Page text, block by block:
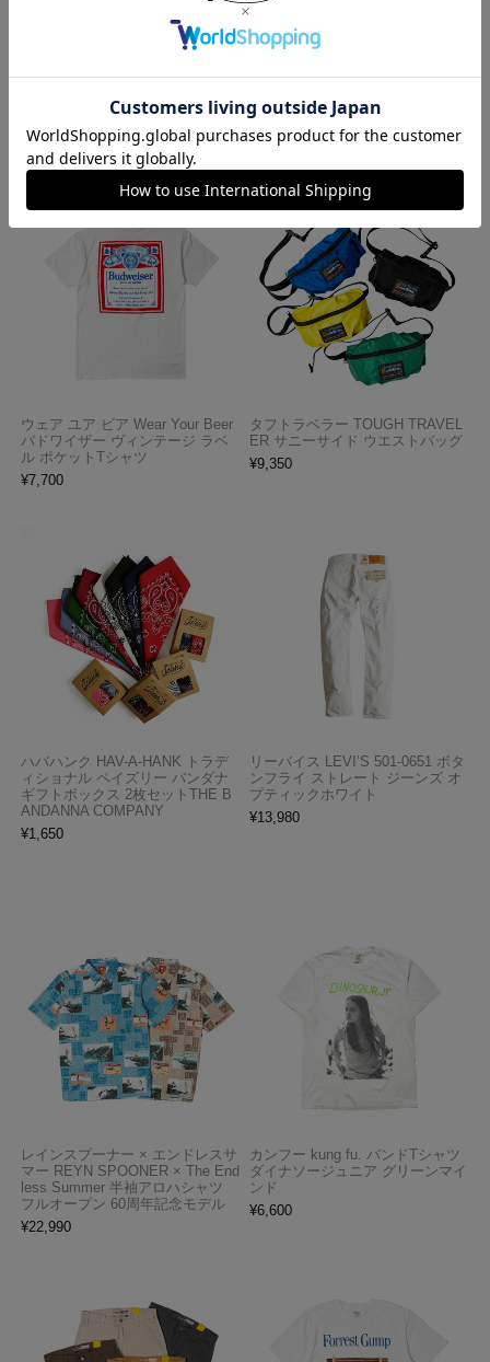
プロクラブ PRO CLUB ヘビーウ
ク Tシャツ
ロサンゼルスアパレル LOS ANGE
ョートスリーブ ポロTシャツ
¥ 6,990
今週のベストセラー
ウェア ユア ビア Wear Your Beer
バドワイザー ヴィンテージ ラベ
ル ポケットTシャツ
¥7,700
タフトラベラー TOUGH TRAVEL
ER サニーサイド ウエストバッグ
¥9,350
ハバハンク HAV-A-HANK トラデ
ィショナル ペイズリー バンダナ
ギフトボックス 2枚セットTHE B
ANDANNA COMPANY
¥1,650
リーバイス LEVI’S 501-0651 ボタ
ンフライ ストレート ジーンズ オ
プティックホワイト
¥13,980
レインスプーナー × エンドレスサ
マー REYN SPOONER × The End
less Summer 半袖アロハシャツ
フルオープン 60周年記念モデル
¥22,990
カンフー kung fu. バンドTシャツ
ダイナソージュニア グリーンマイ
ンド
¥6,600